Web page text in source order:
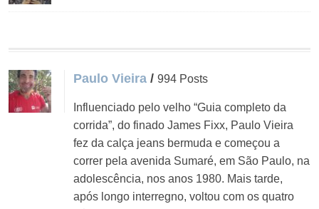
Paulo Vieira /994 Posts
Influenciado pelo velho “Guia completo da
corrida”, do finado James Fixx, Paulo Vieira
fez da calça jeans bermuda e começou a
correr pela avenida Sumaré, em São Paulo, na
adolescência, nos anos 1980. Mais tarde,
após longo interregno, voltou com os quatro